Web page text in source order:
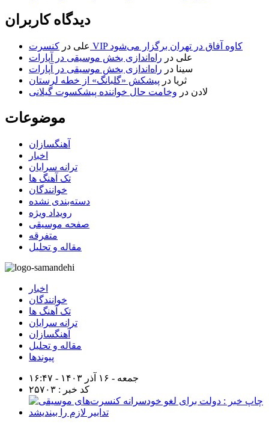
دیدگاه کاربران
علی در
کنسرت VIP کاوه آفاق در تهران برگزار می‌شود
علی در راه‌اندازی بخش موسیقی در آپارات
سینا در راه‌اندازی بخش موسیقی در آپارات
ثریا در پیشکش «گلبانگ» از خطه لرستان
لادن در وخامت حال خواننده پیشکسوت گیلانی
موضوعات
آهنگسازان
اخبار
ترانه سرایان
تک آهنگ ها
خوانندگان
دسته‌بندی نشده
رویداد ویژه
صفحه موسیقی
متفرقه
مقاله و تحلیل
اخبار
خوانندگان
تک آهنگ ها
ترانه سرایان
آهنگسازان
مقاله و تحلیل
پیوندها
جمعه - ۱۶ آذر ۱۴۰۳ - ۱۶:۴۷
کد خبر : ۲۵۷۰۳